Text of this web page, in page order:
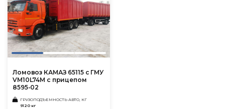
Ломовоз КАМАЗ 65115 с ГМУ
VM10L74M с прицепом
8595-02
ГРУЗОПОДЪЕМНОСТЬ АВТО, КГ
9120 кг